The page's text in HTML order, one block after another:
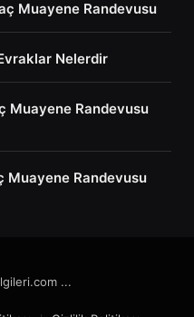
Muayene Randevusu
Nelerdir
Muayene Randevusu
Muayene Randevusu
...